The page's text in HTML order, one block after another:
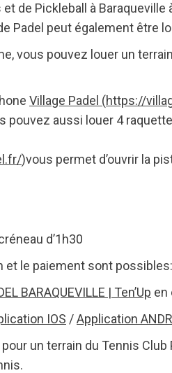
de Pickleball à
Padel peut également être
vous pouvez louer un
Village Padel (https://
pouvez aussi louer 4
)vous permet d’ouvrir la
d’1h30
et le paiement sont possibles:
BARAQUEVILLE | Ten’Up en
IOS /Application
un terrain du Tennis